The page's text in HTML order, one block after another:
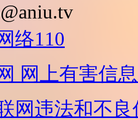
络110
网上有害信
网违法和不